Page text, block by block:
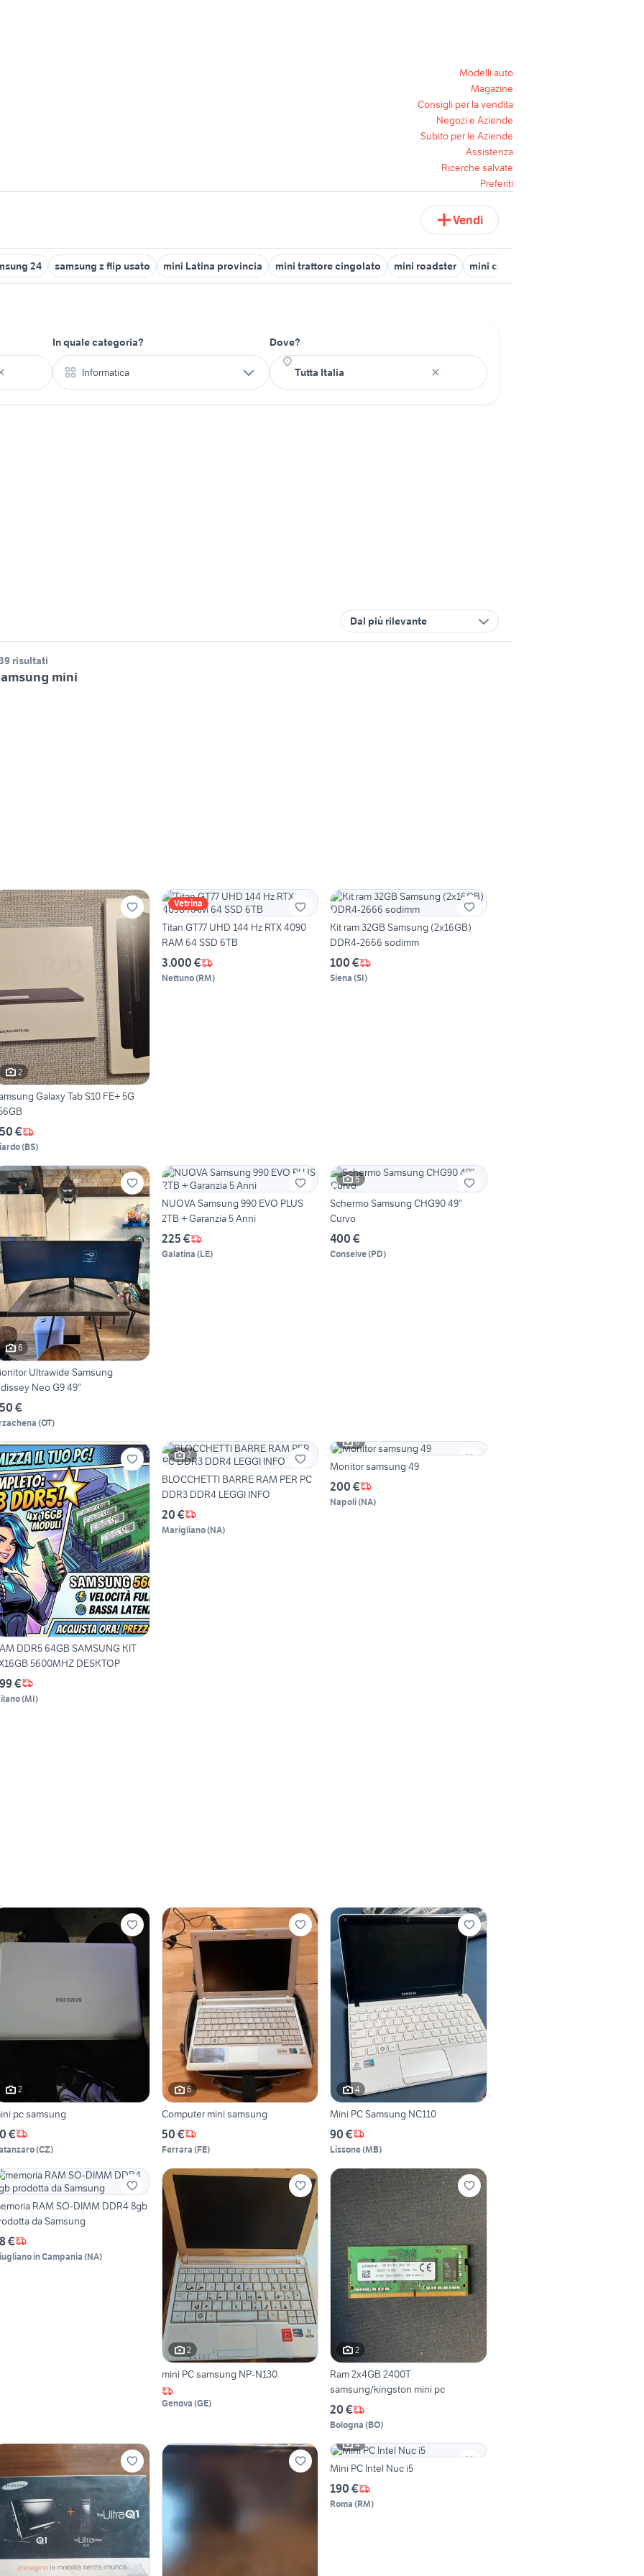
Modelli auto
Magazine
Consigli per la vendita
Negozi e Aziende
Subito per le Aziende
Assistenza
Ricerche salvate
Preferiti
Vendi
24 samsung z flip usato mini Latina provincia mini trattore cingolato mini roadster mini cross moto
In quale categoria?
Informatica
Dove?
Dal più rilevante
risultati
mini
2
Galaxy Tab S10 FE+ 5G
€
(BS)
Vetrina
Titan GT77 UHD 144 Hz RTX 4090
RAM 64 SSD 6TB
3.000 €
Nettuno(RM)
Kit ram 32GB Samsung (2x16GB)
DDR4-2666 sodimm
100 €
Siena (SI)
6
Ultrawide Samsung
Neo G9 49”
€
(OT)
NUOVA Samsung 990 EVO PLUS
2TB + Garanzia 5 Anni
225 €
Galatina (LE)
5
Schermo Samsung CHG90 49”
Curvo
400 €
Conselve(PD)
DDR5 64GB SAMSUNG KIT
5600MHZ DESKTOP
€
(MI)
2
BLOCCHETTI BARRE RAM PER PC
DDR3 DDR4 LEGGI INFO
20 €
Marigliano(NA)
6
Monitor samsung 49
200 €
Napoli(NA)
2
pc samsung
€
(CZ)
6
Computer mini samsung
50 €
Ferrara (FE)
4
Mini PC Samsung NC110
90 €
Lissone(MB)
RAM SO-DIMM DDR4 8gb
da Samsung
€
in Campania (NA)
2
mini PC samsung NP-N130
Genova (GE)
2
Ram 2x4GB 2400T
samsung/kingston mini pc
20 €
Bologna (BO)
4
Mini PC Intel Nuc i5
190 €
Roma (RM)